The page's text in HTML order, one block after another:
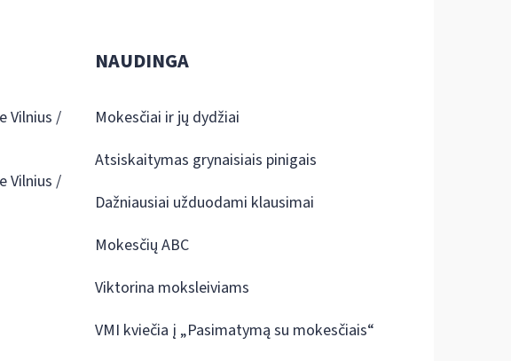
Vilnius /
Vilnius /
NAUDINGA
Mokesčiai ir jų dydžiai
Atsiskaitymas grynaisiais pinigais
Dažniausiai užduodami klausimai
Mokesčių ABC
Viktorina moksleiviams
VMI kviečia į „Pasimatymą su mokesčiais“